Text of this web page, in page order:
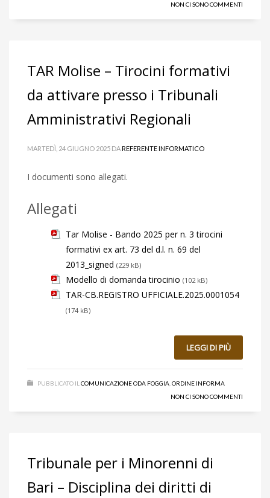
NON CI SONO COMMENTI
TAR Molise – Tirocini formativi
da attivare presso i Tribunali
Amministrativi Regionali
MARTEDÌ, 24 GIUGNO 2025 DAREFERENTE INFORMATICO
I documenti sono allegati.
Allegati
Tar Molise - Bando 2025 per n. 3 tirocini
formativi ex art. 73 del d.l. n. 69 del
2013_signed (229 kB)
Modello di domanda tirocinio (102 kB)
TAR-CB.REGISTRO UFFICIALE.2025.0001054
(174 kB)
LEGGI DI PIÙ
PUBBLICATO IL COMUNICAZIONE ODA FOGGIA ORDINE INFORMA
NON CI SONO COMMENTI
Tribunale per i Minorenni di
Bari – Disciplina dei diritti di